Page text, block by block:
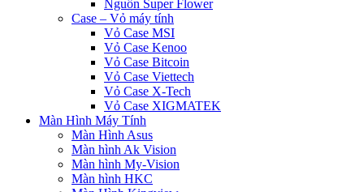
Nguồn Super Flower
Case – Vỏ máy tính
Vỏ Case MSI
Vỏ Case Kenoo
Vỏ Case Bitcoin
Vỏ Case Viettech
Vỏ Case X-Tech
Vỏ Case XIGMATEK
Màn Hình Máy Tính
Màn Hình Asus
Màn hình Ak Vision
Màn hình My-Vision
Màn hình HKC